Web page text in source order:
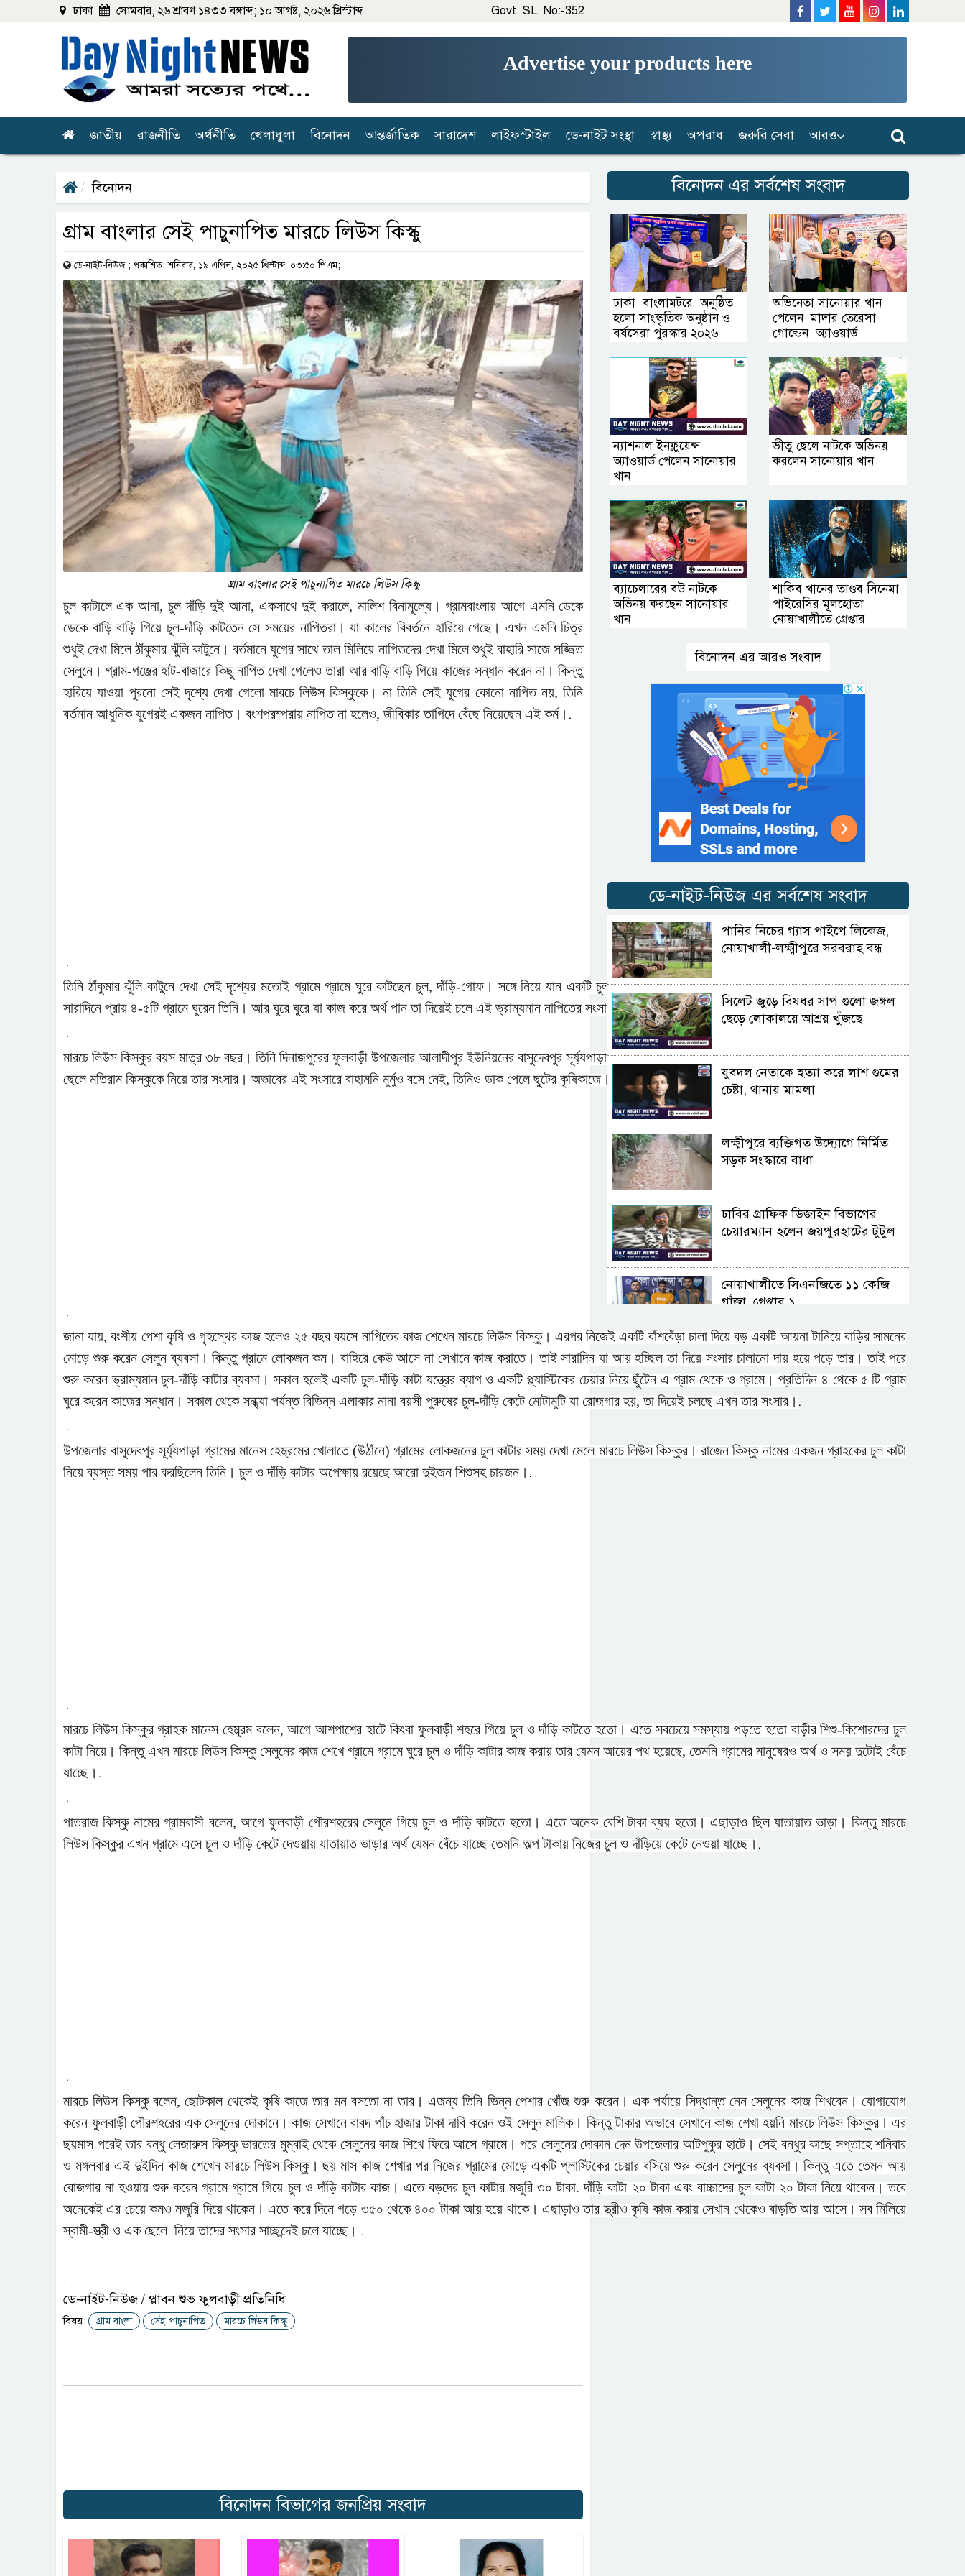
ঢাকা সোমবার, ২৬ শ্রাবণ ১৪৩৩ বঙ্গাব্দ; ১০ আগষ্ট, ২০২৬ খ্রিস্টাব্দ Govt. SL. No:-352
Advertise your products here
জাতীয় রাজনীতি অর্থনীতি খেলাধুলা বিনোদন আন্তর্জাতিক সারাদেশ লাইফস্টাইল ডে-নাইট সংস্থা স্বাস্থ্য অপরাধ জরুরি সেবা আরও
বিনোদন
গ্রাম বাংলার সেই পাচুনাপিত মারচে লিউস কিস্কু
ডে-নাইট-নিউজ ; প্রকাশিত: শনিবার, ১৯ এপ্রিল, ২০২৫ খ্রিস্টাব্দ, ০৩:৫০ পিএম;
গ্রাম বাংলার সেই পাচুনাপিত মারচে লিউস কিস্কু
চুল কাটালে এক আনা, চুল দাঁড়ি দুই আনা, একসাথে দুই করালে, মালিশ বিনামূল্যে। গ্রামবাংলায় আগে এমনি ডেকে
ডেকে বাড়ি বাড়ি গিয়ে চুল-দাঁড়ি কাটতেন সে সময়ের নাপিতরা। যা কালের বিবর্তনে হারিয়ে গেছে। এখন এমনি চিত্র
শুধুই দেখা মিলে ঠাঁকুমার ঝুঁলি কাটুনে। বর্তমানে যুগের সাথে তাল মিলিয়ে নাপিতদের দেখা মিলে শুধুই বাহারি সাজে সজ্জিত
সেলুনে। গ্রাম-গঞ্জের হাট-বাজারে কিছু নাপিত দেখা গেলেও তারা আর বাড়ি বাড়ি গিয়ে কাজের সন্ধান করেন না। কিন্তু
হারিয়ে যাওয়া পুরনো সেই দৃশ্যে দেখা গেলো মারচে লিউস কিস্কুকে। না তিনি সেই যুগের কোনো নাপিত নয়, তিনি
বর্তমান আধুনিক যুগেরই একজন নাপিত। বংশপরম্পরায় নাপিত না হলেও, জীবিকার তাগিদে বেঁছে নিয়েছেন এই কর্ম। .
.
তিনি ঠাঁকুমার ঝুঁলি কাটুনে দেখা সেই দৃশ্যের মতোই গ্রামে গ্রামে ঘুরে কাটছেন চুল, দাঁড়ি-গোফ। সঙ্গে নিয়ে যান একটি চুল-দাঁড়ি কাটা যন্ত্রের ব্যাগ ও একটি প্ল্যাস্টিকের চেয়ার। সেসব নিয়ে
সারাদিনে প্রায় ৪-৫টি গ্রামে ঘুরেন তিনি। আর ঘুরে ঘুরে যা কাজ করে অর্থ পান তা দিয়েই চলে এই ভ্রাম্যমান নাপিতের সংসার।.
.
মারচে লিউস ‍কিস্কুর বয়স মাত্র ৩৮ বছর। তিনি দিনাজপুরের ফুলবাড়ী উপজেলার আলাদীপুর ইউনিয়নের বাসুদেবপুর সূর্য্যপাড়া গ্রামের মৃত চরকা কিস্কুর ছেলে। স্ত্রী বাহামনি মুর্মু ও একবছর বয়সী
ছেলে মতিরাম কিস্কুকে নিয়ে তার সংসার। অভাবের এই সংসারে বাহামনি মুর্মুও বসে নেই, তিনিও ডাক পেলে ছুটের কৃষিকাজে।
.
জানা যায়, বংশীয় পেশা কৃষি ও গৃহস্থের কাজ হলেও ২৫ বছর বয়সে নাপিতের কাজ শেখেন মারচে লিউস কিস্কু। এরপর নিজেই একটি বাঁশবেঁড়া চালা দিয়ে বড় একটি আয়না টানিয়ে বাড়ির সামনের
মোড়ে শুরু করেন সেলুন ব্যবসা। কিন্তু গ্রামে লোকজন কম। বাহিরে কেউ আসে না সেখানে কাজ করাতে। তাই সারাদিন যা আয় হচ্ছিল তা দিয়ে সংসার চালানো দায় হয়ে পড়ে তার। তাই পরে
শুরু করেন ভ্রাম্যমান চুল-দাঁড়ি কাটার ব্যবসা। সকাল হলেই একটি চুল-দাঁড়ি কাটা যন্ত্রের ব্যাগ ও একটি প্ল্যাস্টিকের চেয়ার নিয়ে ছুঁটেন এ গ্রাম থেকে ও গ্রামে। প্রতিদিন ৪ থেকে ৫ টি গ্রাম
ঘুরে করেন কাজের সন্ধান। সকাল থেকে সন্ধ্যা পর্যন্ত বিভিন্ন এলাকার নানা বয়সী পুরুষের চুল-দাঁড়ি কেটে মোটামুটি যা রোজগার হয়, তা দিয়েই চলছে এখন তার সংসার। .
.
উপজেলার বাসুদেবপুর সূর্য্যপাড়া গ্রামের মানেস হেম্ব্রমের খোলাতে (উঠাঁনে) গ্রামের লোকজনের চুল কাটার সময় দেখা মেলে মারচে লিউস কিস্কুর। রাজেন কিস্কু নামের একজন গ্রাহকের চুল কাটা
নিয়ে ব্যস্ত সময় পার করছিলেন তিনি। চুল ও দাঁড়ি কাটার অপেক্ষায় রয়েছে আরো দুইজন শিশুসহ চারজন। .
.
মারচে লিউস কিস্কুর গ্রাহক মানেস হেম্ব্রম বলেন, আগে আশপাশের হাটে কিংবা ফুলবাড়ী শহরে গিয়ে চুল ও দাঁড়ি কাটতে হতো। এতে সবচেয়ে সমস্যায় পড়তে হতো বাড়ীর শিশু-কিশোরদের চুল
কাটা নিয়ে। কিন্তু এখন মারচে লিউস কিস্কু সেলুনের কাজ শেখে গ্রামে গ্রামে ঘুরে চুল ও দাঁড়ি কাটার কাজ করায় তার যেমন আয়ের পথ হয়েছে, তেমনি গ্রামের মানুষেরও অর্থ ও সময় দুটোই বেঁচে
যাচ্ছে। .
.
পাতরাজ কিস্কু নামের গ্রামবাসী বলেন, আগে ফুলবাড়ী পৌরশহরের সেলুনে গিয়ে চুল ও দাঁড়ি কাটতে হতো। এতে অনেক বেশি টাকা ব্যয় হতো। এছাড়াও ছিল যাতায়াত ভাড়া। কিন্তু মারচে
লিউস কিস্কুর এখন গ্রামে এসে চুল ও দাঁড়ি কেটে দেওয়ায় যাতায়াত ভাড়ার অর্থ যেমন বেঁচে যাচ্ছে তেমনি অল্প টাকায় নিজের চুল ও দাঁড়িয়ে কেটে নেওয়া যাচ্ছে। .
.
মারচে লিউস কিস্কু বলেন, ছোটকাল থেকেই কৃষি কাজে তার মন বসতো না তার। এজন্য তিনি ভিন্ন পেশার খোঁজ শুরু করেন। এক পর্যায়ে সিদ্ধান্ত নেন সেলুনের কাজ শিখবেন। যোগাযোগ
করেন ফুলবাড়ী পৌরশহরের এক সেলুনের দোকানে। কাজ সেখানে বাবদ পাঁচ হাজার টাকা দাবি করেন ওই সেলুন মালিক। কিন্তু টাকার অভাবে সেখানে কাজ শেখা হয়নি মারচে লিউস কিস্কুর। এর
ছয়মাস পরেই তার বন্ধু লেজারুস কিস্কু ভারতের মুম্বাই থেকে সেলুনের কাজ শিখে ফিরে আসে গ্রামে। পরে সেলুনের দোকান দেন উপজেলার আটপুকুর হাটে। সেই বন্ধুর কাছে সপ্তাহে শনিবার
ও মঙ্গলবার এই দুইদিন কাজ শেখেন মারচে লিউস কিস্কু। ছয় মাস কাজ শেখার পর নিজের গ্রামের মোড়ে একটি প্লাস্টিকের চেয়ার বসিয়ে শুরু করেন সেলুনের ব্যবসা। কিন্তু এতে তেমন আয়
রোজগার না হওয়ায় শুরু করেন গ্রামে গ্রামে গিয়ে চুল ও দাঁড়ি কাটার কাজ। এতে বড়দের চুল কাটার মজুরি ৩০ টাকা. দাঁড়ি কাটা ২০ টাকা এবং বাচ্চাদের চুল কাটা ২০ টাকা নিয়ে থাকেন। তবে
অনেকেই এর চেয়ে কমও মজুরি দিয়ে থাকেন। এতে করে দিনে গড়ে ৩৫০ থেকে ৪০০ টাকা আয় হয়ে থাকে। এছাড়াও তার স্ত্রীও কৃষি কাজ করায় সেখান থেকেও বাড়তি আয় আসে। সব মিলিয়ে
স্বামী-স্ত্রী ও এক ছেলে নিয়ে তাদের সংসার সাচ্ছন্দেই চলে যাচ্ছে। .
.
ডে-নাইট-নিউজ / প্লাবন শুভ ফুলবাড়ী প্রতিনিধি
বিষয়: গ্রাম বাংলা সেই পাচুনাপিত মারচে লিউস কিস্কু
বিনোদন বিভাগের জনপ্রিয় সংবাদ
বিনোদন এর সর্বশেষ সংবাদ
ঢাকা বাংলামটরে অনুষ্ঠিত
হলো সাংস্কৃতিক অনুষ্ঠান ও
বর্ষসেরা পুরস্কার ২০২৬
অভিনেতা সানোয়ার খান
পেলেন মাদার তেরেসা
গোল্ডেন অ‍্যাওয়ার্ড
ন্যাশনাল ইনফ্লুয়েন্স
অ্যাওয়ার্ড পেলেন সানোয়ার
খান
ভীতু ছেলে নাটকে অভিনয়
করলেন সানোয়ার খান
ব্যাচেলারের বউ নাটকে
অভিনয় করছেন সানোয়ার
খান
শাকিব খানের তাণ্ডব সিনেমা
পাইরেসির মূলহোতা
নোয়াখালীতে গ্রেপ্তার
বিনোদন এর আরও সংবাদ
ডে-নাইট-নিউজ এর সর্বশেষ সংবাদ
পানির নিচের গ্যাস পাইপে লিকেজ,
নোয়াখালী-লক্ষ্মীপুরে সরবরাহ বন্ধ
সিলেট জুড়ে বিষধর সাপ গুলো জঙ্গল
ছেড়ে লোকালয়ে আশ্রয় খুঁজছে
যুবদল নেতাকে হত্যা করে লাশ গুমের
চেষ্টা, থানায় মামলা
লক্ষ্মীপুরে ব্যক্তিগত উদ্যোগে নির্মিত
সড়ক সংস্কারে বাধা
ঢাবির গ্রাফিক ডিজাইন বিভাগের
চেয়ারম্যান হলেন জয়পুরহাটের টুটুল
নোয়াখালীতে সিএনজিতে ১১ কেজি
গাঁজা, গ্রেপ্তার ১
রাজশাহীতে বিএসটিআই’র
অনুমোদনহীন দই, মিষ্টি ও
ঘি বিক্রেতাকে জরিমানা
নিয়ে হামলায় বিল্লাল হোসেন নামে
এক যুবকের মৃত্যু
ভিটেমাটি হারিয়ে নিঃস্ব পরিবার
রাজশাহীতে বিএসটিআই’র অভিযানে
অলিম্পিয়া সুইটসকে জরিমানা
গণমাধ্যমে সংবাদ প্রকাশের সিলেট
টিটিসির প্রতারক ড্রাইভার বিল্লাল
আটক